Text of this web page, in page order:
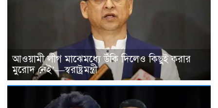
আওয়ামী লীগ মাঝেমধ্যে উঁকি দিলেও কিছুই করার
মুরোদ নেই’—স্বরাষ্ট্রমন্ত্রী